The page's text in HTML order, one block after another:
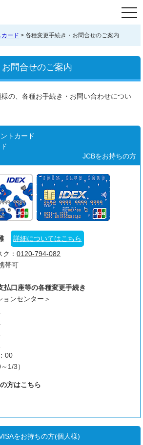
カード > 各種変更手続き・お問合せのご案内
問合せのご案内
の、各種お手続き・お問い合わせについ
トカード
JCBをお持ちの方
詳細についてはこちら
ク：0120-794-082
帯可
払口座等の各種変更手続き
ョンセンター＞
00
1/3）
方はこちら
をお持ちの方(個人様)